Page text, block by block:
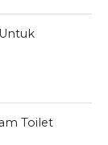
Toilet